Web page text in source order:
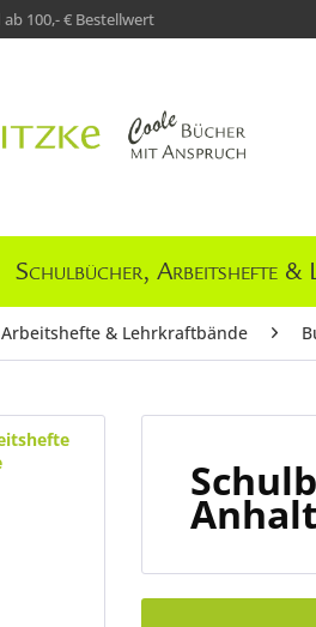
100,- € Bestellwert
Schulbücher, Arbeitshefte &
& Lehrkraftbände
Anhalt